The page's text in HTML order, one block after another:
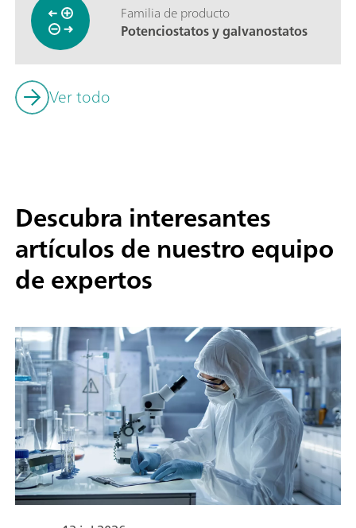
Familia de producto
Potenciostatos y galvanostatos
Ver todo
Descubra interesantes
artículos de nuestro equipo
de expertos